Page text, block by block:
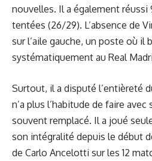
nouvelles. Il a également réussi
tentées (26/29). L’absence de
sur l’aile gauche, un poste où il
systématiquement au Real
Surtout, il a disputé l’entièreté
n’a plus l’habitude de faire avec
souvent remplacé. Il a joué
son intégralité depuis le début
de Carlo Ancelotti sur les 12